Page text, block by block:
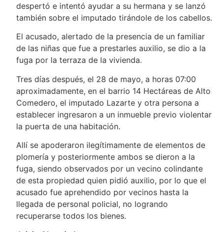
despertó e intentó ayudar a su hermana y se lanzó
también sobre el imputado tirándole de los cabellos.
El acusado, alertado de la presencia de un familiar
de las niñas que fue a prestarles auxilio, se dio a la
fuga por la terraza de la vivienda.
Tres días después, el 28 de mayo, a horas 07:00
aproximadamente, en el barrio 14 Hectáreas de Alto
Comedero, el imputado Lazarte y otra persona a
establecer ingresaron a un inmueble previo violentar
la puerta de una habitación.
Allí se apoderaron ilegítimamente de elementos de
plomería y posteriormente ambos se dieron a la
fuga, siendo observados por un vecino colindante
de esta propiedad quien pidió auxilio, por lo que el
acusado fue aprehendido por vecinos hasta la
llegada de personal policial, no logrando
recuperarse todos los bienes.